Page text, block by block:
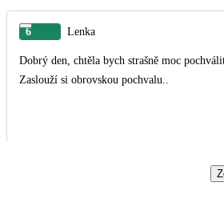
6 Lenka
Dobrý den, chtěla bych strašně moc
Zaslouží si obrovskou pochvalu..